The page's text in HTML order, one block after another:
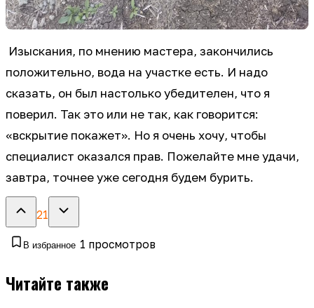
Изыскания, по мнению мастера, закончились
положительно, вода на участке есть. И надо
сказать, он был настолько убедителен, что я
поверил. Так это или не так, как говорится:
«вскрытие покажет». Но я очень хочу, чтобы
специалист оказался прав. Пожелайте мне удачи,
завтра, точнее уже сегодня будем бурить.
21
В избранное 1 просмотров
Читайте также